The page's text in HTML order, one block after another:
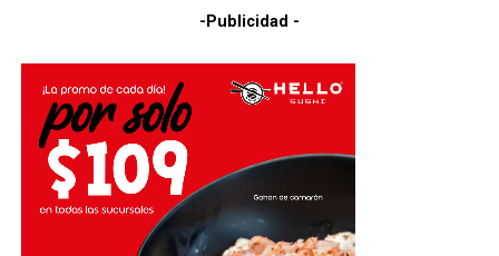
-Publicidad -